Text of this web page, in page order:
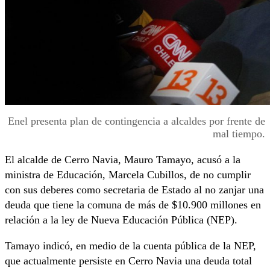
Enel presenta plan de contingencia a alcaldes por frente de
mal tiempo.
El alcalde de Cerro Navia, Mauro Tamayo, acusó a la
ministra de Educación, Marcela Cubillos, de no cumplir
con sus deberes como secretaria de Estado al no zanjar una
deuda que tiene la comuna de más de $10.900 millones en
relación a la ley de Nueva Educación Pública (NEP).
Tamayo indicó, en medio de la cuenta pública de la NEP,
que actualmente persiste en Cerro Navia una deuda total